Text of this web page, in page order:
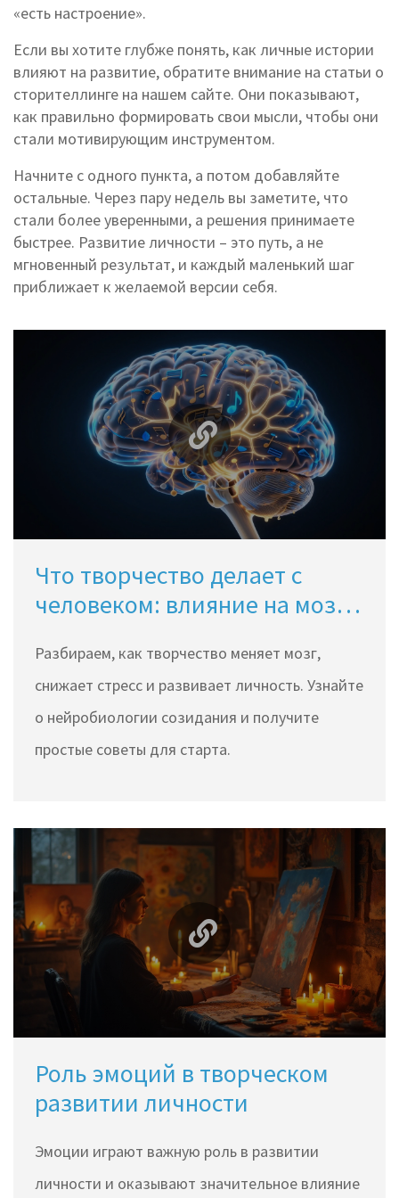
«есть настроение».
Если вы хотите глубже понять, как личные истории
влияют на развитие, обратите внимание на статьи о
сторителлинге на нашем сайте. Они показывают,
как правильно формировать свои мысли, чтобы они
стали мотивирующим инструментом.
Начните с одного пункта, а потом добавляйте
остальные. Через пару недель вы заметите, что
стали более уверенными, а решения принимаете
быстрее. Развитие личности – это путь, а не
мгновенный результат, и каждый маленький шаг
приближает к желаемой версии себя.
Что творчество делает с
человеком: влияние на мозг,
Разбираем, как творчество меняет мозг,
снижает стресс и развивает личность. Узнайте
о нейробиологии созидания и получите
простые советы для старта.
Роль эмоций в творческом
развитии личности
Эмоции играют важную роль в развитии
личности и оказывают значительное влияние